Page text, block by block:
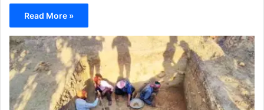
Read More »